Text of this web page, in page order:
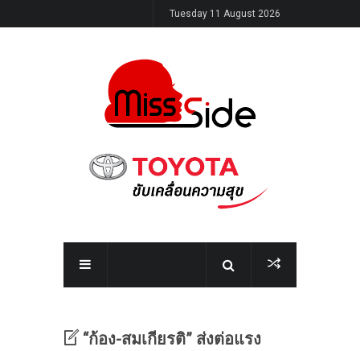
Tuesday 11 August 2026
“ก้อง-สมเกียรติ” ส่งต่อแรง